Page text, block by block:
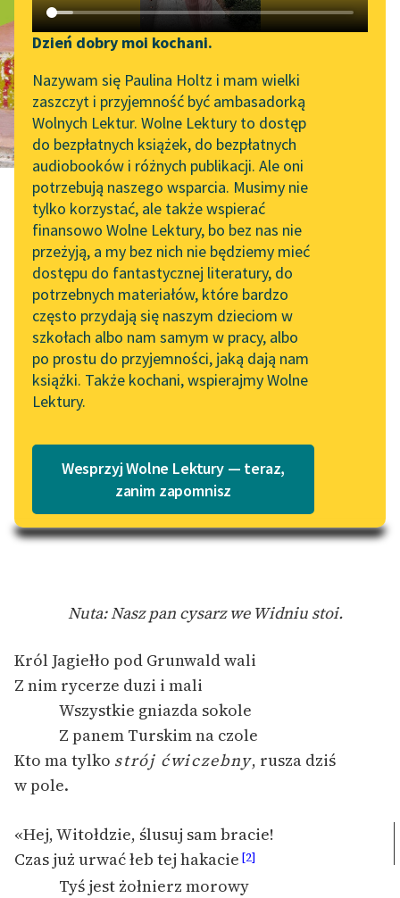
Katalog DAISY
Podkasty o książkach
Zgłoś brak utworu
Aktualności
„Prokurator Alicja Horn”
do słuchania
Byliśmy częścią AI Impact
Lab
Zapraszamy na spotkanie
online z tłumaczkami
literatury skandynawskiej
Spotkanie z Katarzyną
Tunkiel w Oslo
102. lata temu zmarł
Joseph Conrad
Lektury szkolne i klasyka
literatury do słuchania dla
uczennic i uczniów z
szkolnych i literatury do
uczniów z
niepełnosprawnościami
Feministyczne inspiracje.
Popularyzacja
skandynawskiej literatury
feministycznej
Kolekcje edukacyjne
twórców przechodzących
do domeny publicznej,
Narzędzia
Mapa Wolnych Lektur
Leśmianator
Przewodnik dla piszących i
czytających
API
OAI-PMH
Widget Wolnych Lektur
Przypisy
Katalog w formacie PDF
Dzień dobry moi kochani.
Nazywam się Paulina Holtz i mam wielki
zaszczyt i przyjemność być ambasadorką
Wolnych Lektur. Wolne Lektury to dostęp
do bezpłatnych książek, do bezpłatnych
audiobooków i różnych publikacji. Ale oni
potrzebują naszego wsparcia. Musimy nie
tylko korzystać, ale także wspierać
finansowo Wolne Lektury, bo bez nas nie
przeżyją, a my bez nich nie będziemy mieć
dostępu do fantastycznej literatury, do
potrzebnych materiałów, które bardzo
często przydają się naszym dzieciom w
szkołach albo nam samym w pracy, albo
po prostu do przyjemności, jaką dają nam
książki. Także kochani, wspierajmy Wolne
Lektury.
Wesprzyj Wolne Lektury — teraz,
zanim zapomnisz
grunwaldzka
Tadeusz Boy-Żeleński
Pobudka
grunwaldzka
ułożona na obchód przez Stow.
STRAŻ POLSKA oraz ZWIĄZEK
TURYSTYCZNY[1]
Nuta: Nasz pan cysarz we Widniu stoi.
Król Jagiełło pod Grunwald wali
Z nim rycerze duzi i mali
Wszystkie gniazda sokole
Z panem Turskim na czole
Kto ma tylko strój ćwiczebny, rusza dziś
w pole.
«Hej, Witołdzie, ślusuj sam bracie!
Czas już urwać łeb tej hakacie [2]
Tyś jest żołnierz morowy